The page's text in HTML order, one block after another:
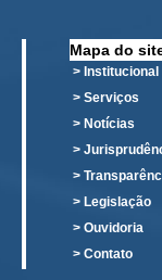
Contatos -
Fale Conosco
Fones TRT
Fones TST
Mapa do
> Institucional
> Serviços
> Notícias
>
>
> Legislação
> Ouvidoria
> Contato